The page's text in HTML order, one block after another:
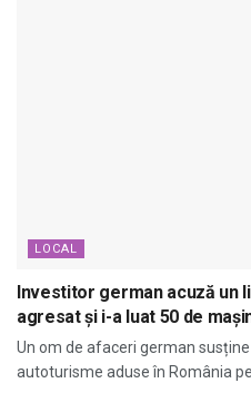
LOCAL
Investitor german acuză un
agresat și i-a luat 50 de
Un om de afaceri german
autoturisme aduse în România